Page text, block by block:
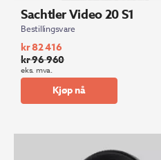
Sachtler Video 20 S1
Bestillingsvare
kr96 960
Opprinnelig
pris
kr82 416
Nåværende
pris
eks. mva.
Kjøp nå